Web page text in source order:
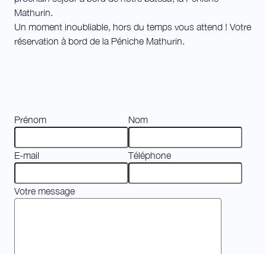
Mathurin.
Un moment inoubliable, hors du temps vous attend ! Votre
réservation à bord de la Péniche Mathurin.
Prénom Nom
E-mail Téléphone
Votre message